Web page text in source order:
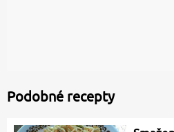
Podobné recepty